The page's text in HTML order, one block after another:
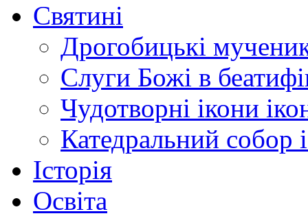
Святині
Дрогобицькі
Слуги Божі в
Чудотворні ікони
Катедральний собор
Історія
Освіта